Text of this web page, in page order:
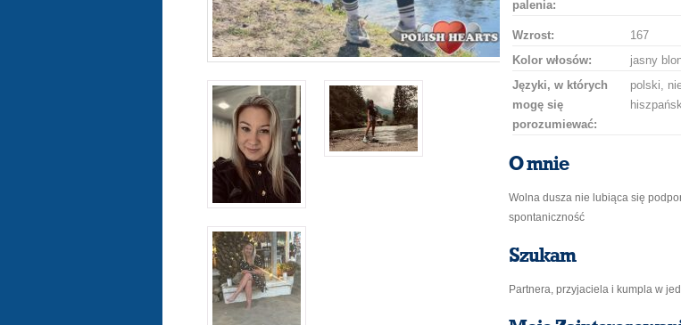
palenia:
Wzrost:
167
Kolor włosów:
jasny
Języki, w których
mogę się
porozumiewać:
polski,
O mnie
Wolna dusza nie lubiąca się
spontaniczność
Szukam
Partnera, przyjaciela i kumpla w